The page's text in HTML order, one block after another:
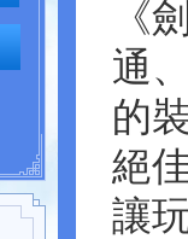
《
通
的
絕
讓